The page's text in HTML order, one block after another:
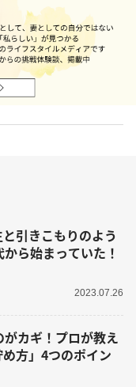
引きこもりのよう
ら始まっていた！
2023.07.26
カギ！プロが教え
方」4つのポイン